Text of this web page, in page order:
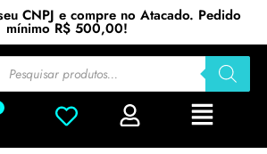
CNPJ e compre no Atacado. Pedido
mínimo R$ 500,00!